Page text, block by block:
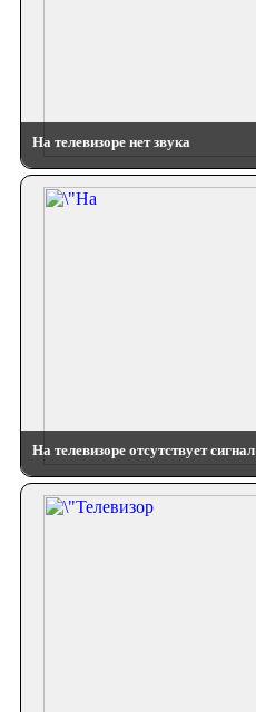
На телевизоре нет звука
На телевизоре отсутствует сигнал